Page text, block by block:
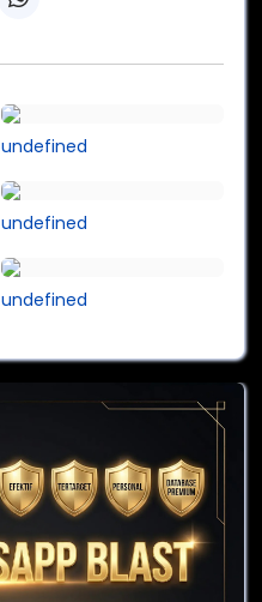
undefined
undefined
undefined